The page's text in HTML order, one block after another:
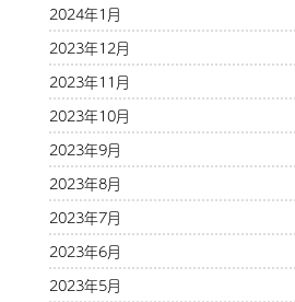
2024年1月
2023年12月
2023年11月
2023年10月
2023年9月
2023年8月
2023年7月
2023年6月
2023年5月